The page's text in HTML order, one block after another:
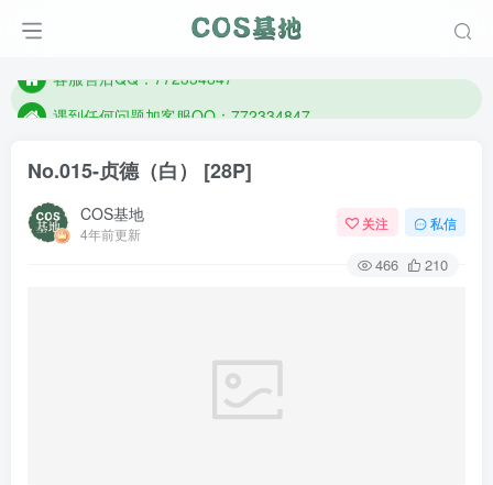
防失联：百度搜索《一七天佳》，实时查看最新站点。
遇到任何问题加客服QQ：772334847
No.015-贞德（白） [28P]
COS基地
4年前更新
关注 私信
466 210